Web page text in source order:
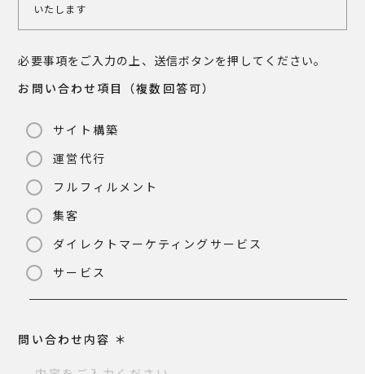
いたします
必要事項をご入力の上、送信ボタンを押してください。
お問い合わせ項目（複数回答可）
サイト構築
運営代行
フルフィルメント
集客
ダイレクトマーケティングサービス
サービス
問い合わせ内容 ＊